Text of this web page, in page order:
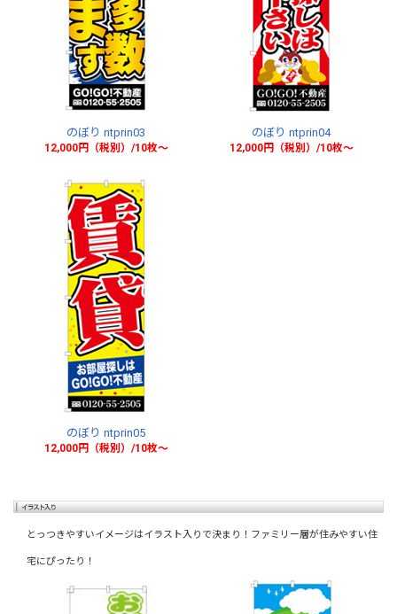
のぼり ntprin03
12,000円（税別）/10枚〜
のぼり ntprin04
12,000円（税別）/10枚〜
のぼり ntprin05
12,000円（税別）/10枚〜
とっつきやすいイメージはイラスト入りで決まり！ファミリー層が住みやすい住
宅にぴったり！